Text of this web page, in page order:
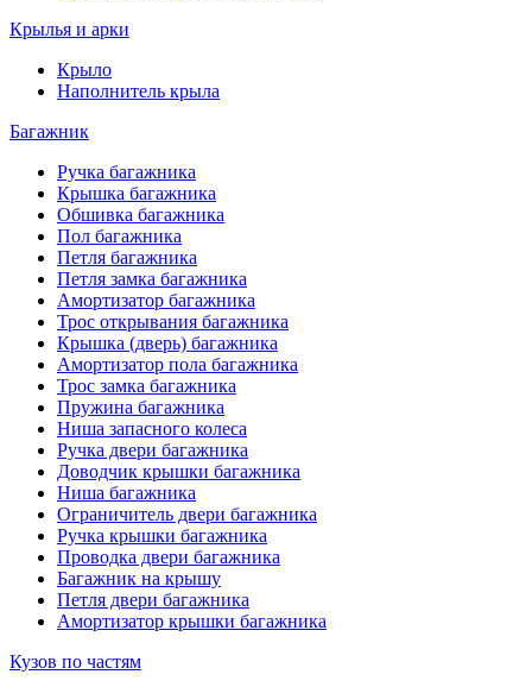
Крылья и арки
Крыло
Наполнитель крыла
Багажник
Ручка багажника
Крышка багажника
Обшивка багажника
Пол багажника
Петля багажника
Петля замка багажника
Амортизатор багажника
Трос открывания багажника
Крышка (дверь) багажника
Амортизатор пола багажника
Трос замка багажника
Пружина багажника
Ниша запасного колеса
Ручка двери багажника
Доводчик крышки багажника
Ниша багажника
Ограничитель двери багажника
Ручка крышки багажника
Проводка двери багажника
Багажник на крышу
Петля двери багажника
Амортизатор крышки багажника
Кузов по частям